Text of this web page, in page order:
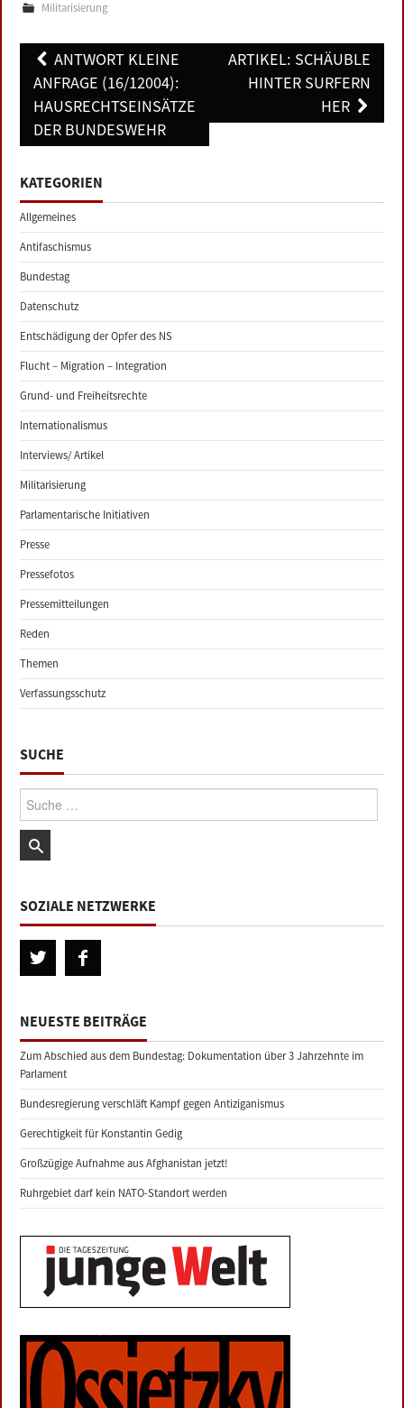
Militarisierung
Post
navigation
ANTWORT KLEINE
ANFRAGE (16/12004):
HAUSRECHTSEINSÄTZE
DER BUNDESWEHR
ARTIKEL: SCHÄUBLE
HINTER SURFERN
HER
KATEGORIEN
Allgemeines
Antifaschismus
Bundestag
Datenschutz
Entschädigung der Opfer des NS
Flucht – Migration – Integration
Grund- und Freiheitsrechte
Internationalismus
Interviews/ Artikel
Militarisierung
Parlamentarische Initiativen
Presse
Pressefotos
Pressemitteilungen
Reden
Themen
Verfassungsschutz
SUCHE
Suche:
SOZIALE NETZWERKE
NEUESTE BEITRÄGE
Zum Abschied aus dem Bundestag: Dokumentation über 3 Jahrzehnte im
Parlament
Bundesregierung verschläft Kampf gegen Antiziganismus
Gerechtigkeit für Konstantin Gedig
Großzügige Aufnahme aus Afghanistan jetzt!
Ruhrgebiet darf kein NATO-Standort werden